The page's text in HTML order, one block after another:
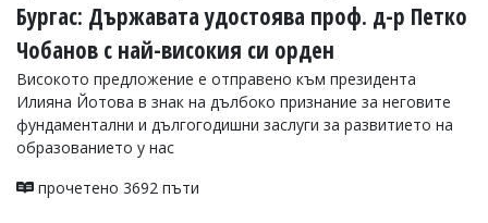
Бургас: Държавата удостоява проф. д-р Петко
Чобанов с най-високия си орден
Високото предложение е отправено към президента
Илияна Йотова в знак на дълбоко признание за неговите
фундаментални и дългогодишни заслуги за развитието на
образованието у нас
прочетено 3692 пъти